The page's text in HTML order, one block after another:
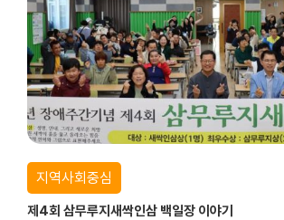
지역사회중심
제4회 삼무루지새싹인삼 백일장 이야기